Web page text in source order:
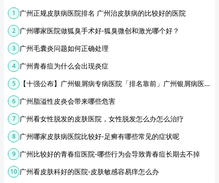
1 广州正规皮肤病医院排名 广州治皮肤病的比较好的医院
2 广州哪家医院做狐臭手术好-狐臭微创和激光哪个好？
3 广州毛囊炎问题如何正确处理
4 广州青春痘为什么会出现炎症
5 【十强公布】广州银屑病专病医院「排名靠前」广州银屑病医院排名
6 广州脂溢性皮炎会带来哪些危害
7 广州看女性脱发的皮肤医院，女性脱发怎么办怎么治疗
8 广州哪家皮肤病医院比较好-足癣有哪些常见的症状呢
9 广州比较好的青春痘医院-哪些行为会导致青春痘长期去不掉
10 广州看皮肤科好的医院-皮肤敏感容易痒怎么办